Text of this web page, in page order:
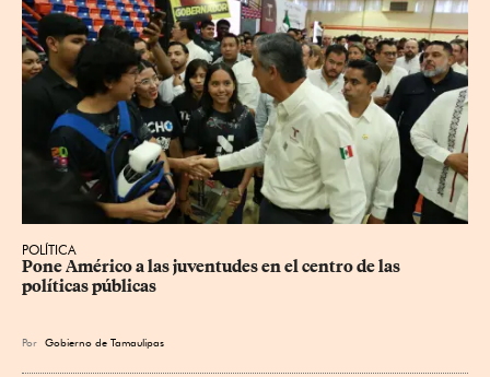
POLÍTICA
Pone Américo a las juventudes en el centro de las
políticas públicas
Por Gobierno de Tamaulipas